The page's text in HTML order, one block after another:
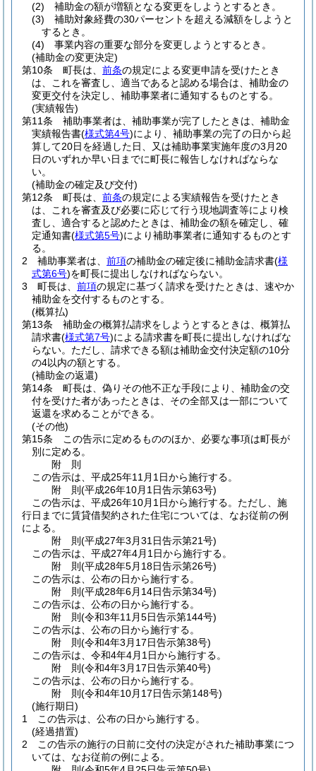
(2)
補助金の額が増額となる変更をしようとするとき。
(3)
補助対象経費の30パーセントを超える減額をしようと
するとき。
(4)
事業内容の重要な部分を変更しようとするとき。
(補助金の変更決定)
第10条
町長は、 前条の規定による変更申請を受けたとき
は、これを審査し、適当であると認める場合は、補助金の
変更交付を決定し、補助事業者に通知するものとする。
(実績報告)
第11条
補助事業者は、補助事業が完了したときは、補助金
実績報告書(様式第4号)により、補助事業の完了の日から起
算して20日を経過した日、又は補助事業実施年度の3月20
日のいずれか早い日までに町長に報告しなければならな
い。
(補助金の確定及び交付)
第12条
町長は、 前条の規定による実績報告を受けたとき
は、これを審査及び必要に応じて行う現地調査等により検
査し、適合すると認めたときは、補助金の額を確定し、確
定通知書(様式第5号)により補助事業者に通知するものとす
る。
2
補助事業者は、 前項の補助金の確定後に補助金請求書(様
式第6号)を町長に提出しなければならない。
3
町長は、 前項の規定に基づく請求を受けたときは、速やか
補助金を交付するものとする。
(概算払)
第13条
補助金の概算払請求をしようとするときは、概算払
請求書(様式第7号)による請求書を町長に提出しなければな
らない。 ただし、請求できる額は補助金交付決定額の10分
の4以内の額とする。
(補助金の返還)
第14条
町長は、偽りその他不正な手段により、補助金の交
付を受けた者があったときは、その全部又は一部について
返還を求めることができる。
(その他)
第15条
この告示に定めるもののほか、必要な事項は町長が
別に定める。
附 則
この告示は、平成25年11月1日から施行する。
附 則(平成26年10月1日告示第63号)
この告示は、平成26年10月1日から施行する。 ただし、施
行日までに賃貸借契約された住宅については、なお従前の例
による。
附 則(平成27年3月31日告示第21号)
この告示は、平成27年4月1日から施行する。
附 則(平成28年5月18日告示第26号)
この告示は、公布の日から施行する。
附 則(平成28年6月14日告示第34号)
この告示は、公布の日から施行する。
附 則(令和3年11月5日告示第144号)
この告示は、公布の日から施行する。
附 則(令和4年3月17日告示第38号)
この告示は、令和4年4月1日から施行する。
附 則(令和4年3月17日告示第40号)
この告示は、公布の日から施行する。
附 則(令和4年10月17日告示第148号)
(施行期日)
1
この告示は、公布の日から施行する。
(経過措置)
2
この告示の施行の日前に交付の決定がされた補助事業につ
いては、なお従前の例による。